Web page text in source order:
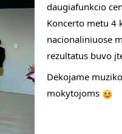
daugiafunkcio
Koncerto metu 4
nacionaliniuose
rezultatus buvo
Dėkojame
mokytojoms